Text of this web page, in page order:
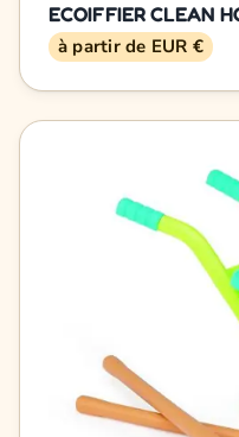
ECOIFFIER CLEAN
à partir de EUR €